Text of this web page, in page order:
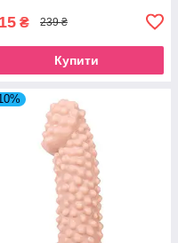
₴ 239 ₴
Купити